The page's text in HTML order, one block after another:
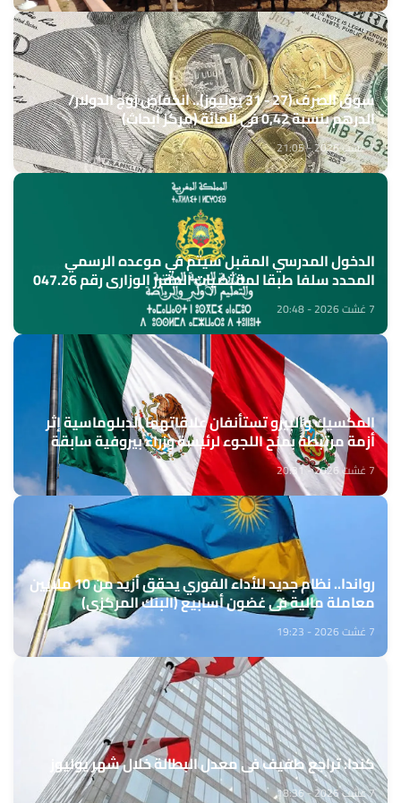
سوق الصرف (27 - 31 يوليوز).. انخفاض زوج الدولار/
الدرهم بنسبة 0,42 في المائة (مركز أبحاث)
7 غشت 2026 - 21:05
الدخول المدرسي المقبل سیتم في موعده الرسمي
المحدد سلفا طبقا لمقتضیات المقرر الوزاري رقم 047.26
(وزارة التربية الوطنية)
7 غشت 2026 - 20:48
المكسيك والبيرو تستأنفان علاقاتهما الدبلوماسية إثر
أزمة مرتبطة بمنح اللجوء لرئيسة وزراء بيروفية سابقة
7 غشت 2026 - 20:31
رواندا.. نظام جديد للأداء الفوري يحقق أزيد من 10 ملايين
معاملة مالية في غضون أسابيع (البنك المركزي)
7 غشت 2026 - 19:23
كندا: تراجع طفيف في معدل البطالة خلال شهر يوليوز
7 غشت 2026 - 18:36